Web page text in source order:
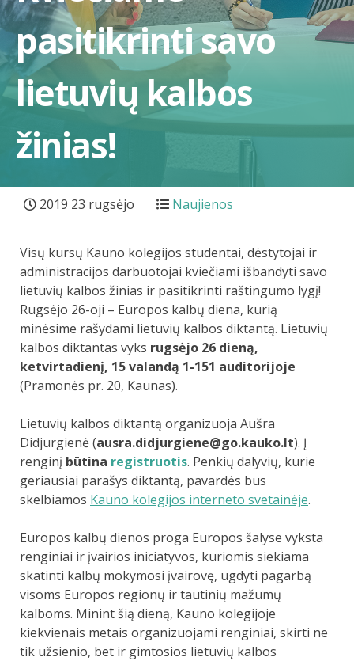
pasitikrinti savo
lietuvių kalbos
žinias!
2019 23 rugsėjo Naujienos
Visų kursų Kauno kolegijos studentai, dėstytojai ir
administracijos darbuotojai kviečiami išbandyti savo
lietuvių kalbos žinias ir pasitikrinti raštingumo lygį!
Rugsėjo 26-oji – Europos kalbų diena, kurią
minėsime rašydami lietuvių kalbos diktantą. Lietuvių
kalbos diktantas vyks rugsėjo 26 dieną,
ketvirtadienį, 15 valandą 1-151 auditorijoje
(Pramonės pr. 20, Kaunas).
Lietuvių kalbos diktantą organizuoja Aušra
Didjurgienė (ausra.didjurgiene@go.kauko.lt). Į
renginį būtina registruotis. Penkių dalyvių, kurie
geriausiai parašys diktantą, pavardės bus
skelbiamos Kauno kolegijos interneto svetainėje.
Europos kalbų dienos proga Europos šalyse vyksta
renginiai ir įvairios iniciatyvos, kuriomis siekiama
skatinti kalbų mokymosi įvairovę, ugdyti pagarbą
visoms Europos regionų ir tautinių mažumų
kalboms. Minint šią dieną, Kauno kolegijoje
kiekvienais metais organizuojami renginiai, skirti ne
tik užsienio, bet ir gimtosios lietuvių kalbos